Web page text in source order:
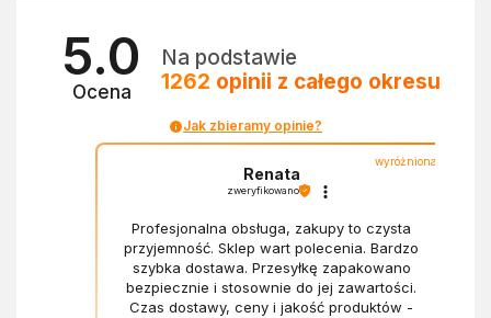
5.0
Ocena
Na podstawie
1262 opinii z całego okresu
Jak zbieramy opinie?
wyróżniona
Renata
zweryfikowano
Profesjonalna obsługa, zakupy to czysta
przyjemność. Sklep wart polecenia. Bardzo
szybka dostawa. Przesyłkę zapakowano
bezpiecznie i stosownie do jej zawartości.
Czas dostawy, ceny i jakość produktów -